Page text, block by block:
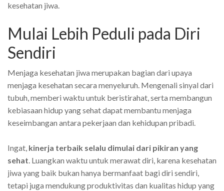
kesehatan jiwa.
Mulai Lebih Peduli pada Diri
Sendiri
Menjaga kesehatan jiwa merupakan bagian dari upaya
menjaga kesehatan secara menyeluruh. Mengenali sinyal dari
tubuh, memberi waktu untuk beristirahat, serta membangun
kebiasaan hidup yang sehat dapat membantu menjaga
keseimbangan antara pekerjaan dan kehidupan pribadi.
Ingat, kinerja terbaik selalu dimulai dari pikiran yang
sehat. Luangkan waktu untuk merawat diri, karena kesehatan
jiwa yang baik bukan hanya bermanfaat bagi diri sendiri,
tetapi juga mendukung produktivitas dan kualitas hidup yang